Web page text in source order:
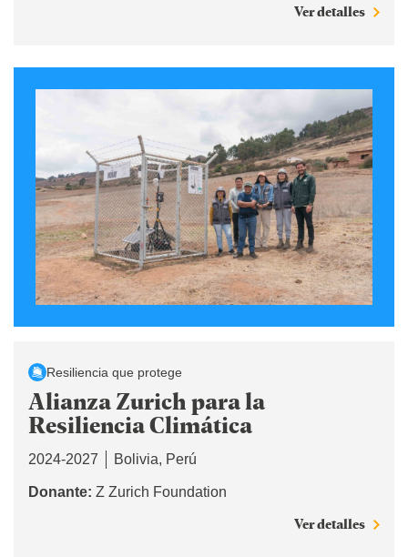
Ver detalles
Resiliencia que protege
Alianza Zurich para la
Resiliencia Climática
2024-2027 Bolivia Perú
Donante: Z Zurich Foundation
Ver detalles